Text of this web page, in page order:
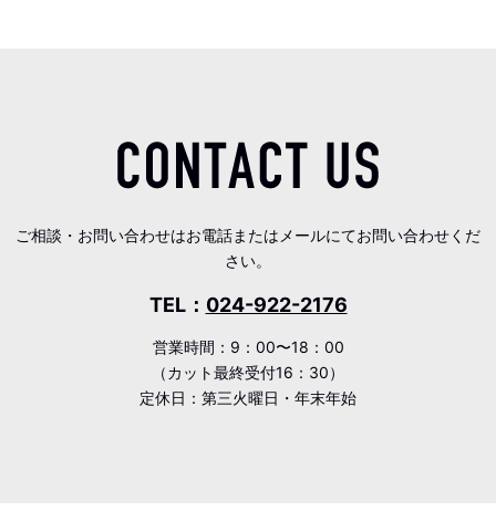
ご相談・お問い合わせはお電話またはメールにてお問い合わせくだ
さい。
TEL： 024-922-2176
営業時間：9：00〜18：00
（カット最終受付16：30）
定休日：第三火曜日・年末年始